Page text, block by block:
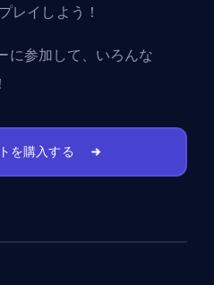
レイしよう！
に参加して、いろんな
を購入する